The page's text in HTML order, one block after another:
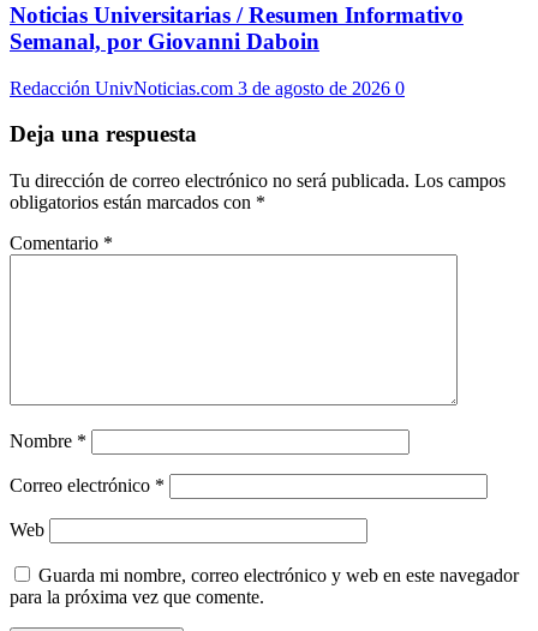
Noticias Universitarias / Resumen Informativo
Semanal, por Giovanni Daboin
Redacción UnivNoticias.com 3 de agosto de 2026 0
Deja una respuesta
Tu dirección de correo electrónico no será publicada. Los campos
obligatorios están marcados con *
Comentario *
Nombre *
Correo electrónico *
Web
Guarda mi nombre, correo electrónico y web en este navegador
para la próxima vez que comente.